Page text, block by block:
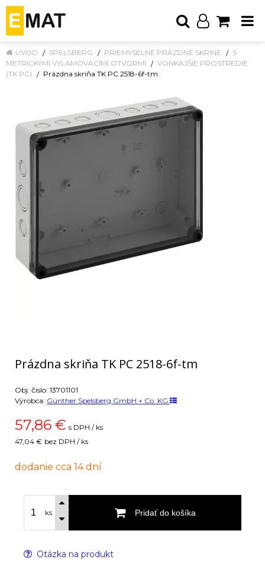
ÚVOD SPELSBERG PRIEMYSELNÉ PRÁZDNE SKRINE
S
METRICKÝMI VYLAMOVACÍMI OTVORMI
VONKAJŠIE PROSTREDIE
(TK PC)
Prázdna skriňa TK PC 2518-6f-tm
Prázdna skriňa TK PC 2518-6f-tm
Obj. čislo: 13701101
Výrobca: Günther Spelsberg GmbH + Co. KG
57,86 € s DPH / ks
47,04 € bez DPH / ks
dodanie cca 14 dní
ks Pridať do košíka
Otázka na produkt